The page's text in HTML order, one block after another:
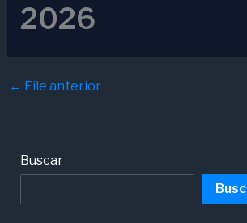
2026
← File anterior
Buscar